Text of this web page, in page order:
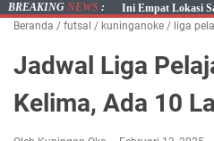
BREAKING NEWS :
Ini Empat Lokasi
Jumat 7 Agustus
Embun Pagi
Tetap Berjalan
Salat Lima Waktu
Menenangkan, Ini
Beranda / futsal / kuninganoke / liga
Jadwal Liga
Kelima, Ada 10